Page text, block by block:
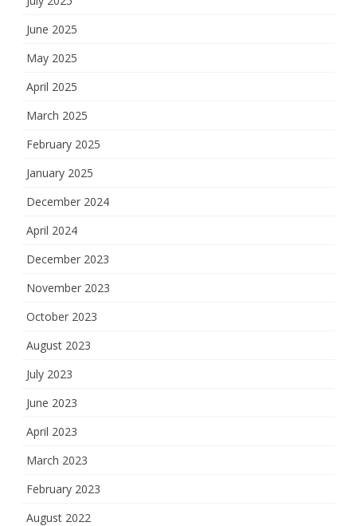
June 2025
May 2025
April 2025
March 2025
February 2025
January 2025
December 2024
April 2024
December 2023
November 2023
October 2023
August 2023
July 2023
June 2023
April 2023
March 2023
February 2023
August 2022